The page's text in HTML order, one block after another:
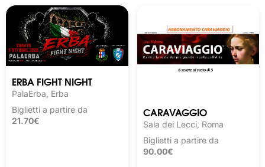
ERBA FIGHT NIGHT
PalaErba, Erba
Biglietti a partire da
21.70€
CARAVAGGIO
Sala dei Lecci, Roma
Biglietti a partire da
90.00€